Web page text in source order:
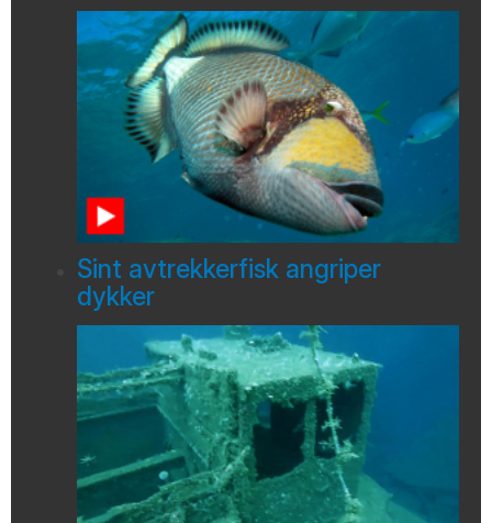
Sint avtrekkerfisk angriper
dykker